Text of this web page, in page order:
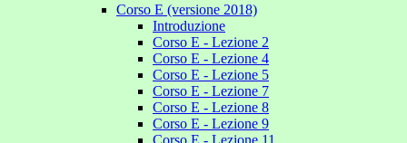
Corso E (versione 2018)
Introduzione
Corso E - Lezione 2
Corso E - Lezione 4
Corso E - Lezione 5
Corso E - Lezione 7
Corso E - Lezione 8
Corso E - Lezione 9
Corso E - Lezione 11